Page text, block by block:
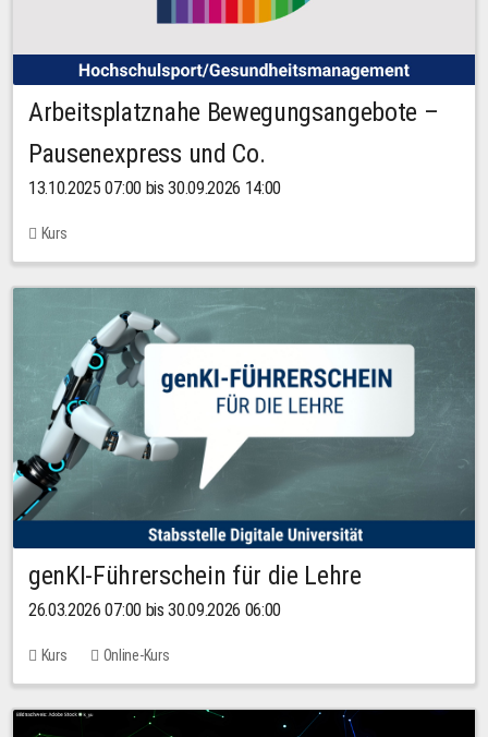
Arbeitsplatznahe Bewegungsangebote –
Pausenexpress und Co.
13.10.2025 07:00 bis 30.09.2026 14:00
Kurs
genKI-Führerschein für die Lehre
26.03.2026 07:00 bis 30.09.2026 06:00
Kurs Online-Kurs